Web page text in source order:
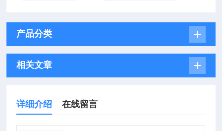
产品分类
相关文章
详细介绍 在线留言